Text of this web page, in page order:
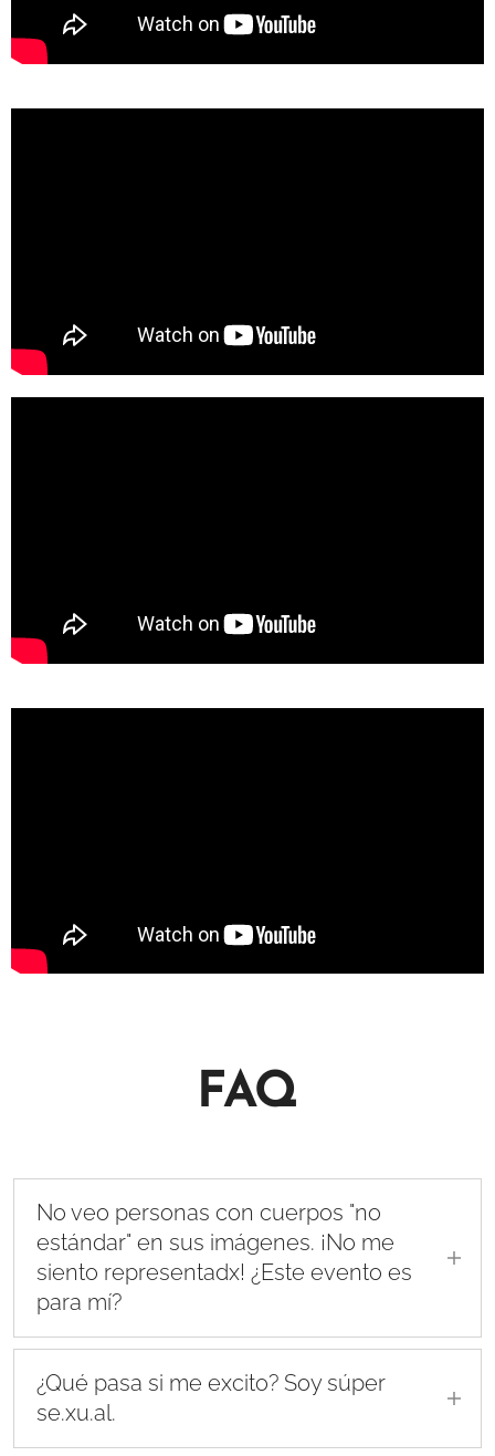
FAQ
No veo personas con cuerpos "no
estándar" en sus imágenes. ¡No me
siento representadx! ¿Este evento es
para mí?
Antes que nada, pido disculpas por no poder
representar toda la diversidad humana en mi
comunicación. Publico fotos de participantes
¿Qué pasa si me excito? Soy súper
se.xu.al.